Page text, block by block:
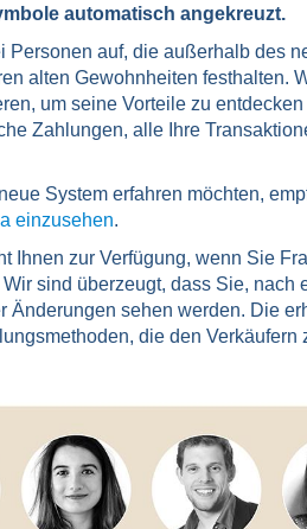
automatisch angekreuzt.
Personen auf, die außerhalb des
alten Gewohnheiten festhalten.
um seine Vorteile zu
Zahlungen, alle Ihre
System erfahren möchten,
einzusehen.
Ihnen zur Verfügung, wenn Sie
sind überzeugt, dass Sie, nach
Änderungen sehen werden. Die
die den